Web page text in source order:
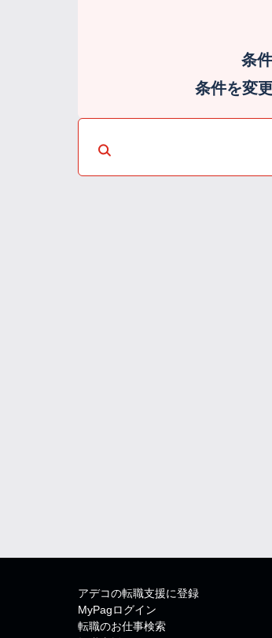
条
条件を変
アデコの転職支援に登録
MyPagログイン
転職のお仕事検索